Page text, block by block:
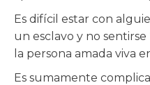
Es difícil estar con
un esclavo y no sentirse
la persona amada viva
Es sumamente